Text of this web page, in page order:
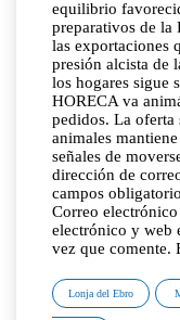
equilibrio
preparativos de la
las exportaciones
presión alcista de
los hogares sigue
HORECA va
pedidos. La oferta
animales
señales de
dirección de
campos
Correo
electrónico y web
vez que comente.
Lonja del Ebro